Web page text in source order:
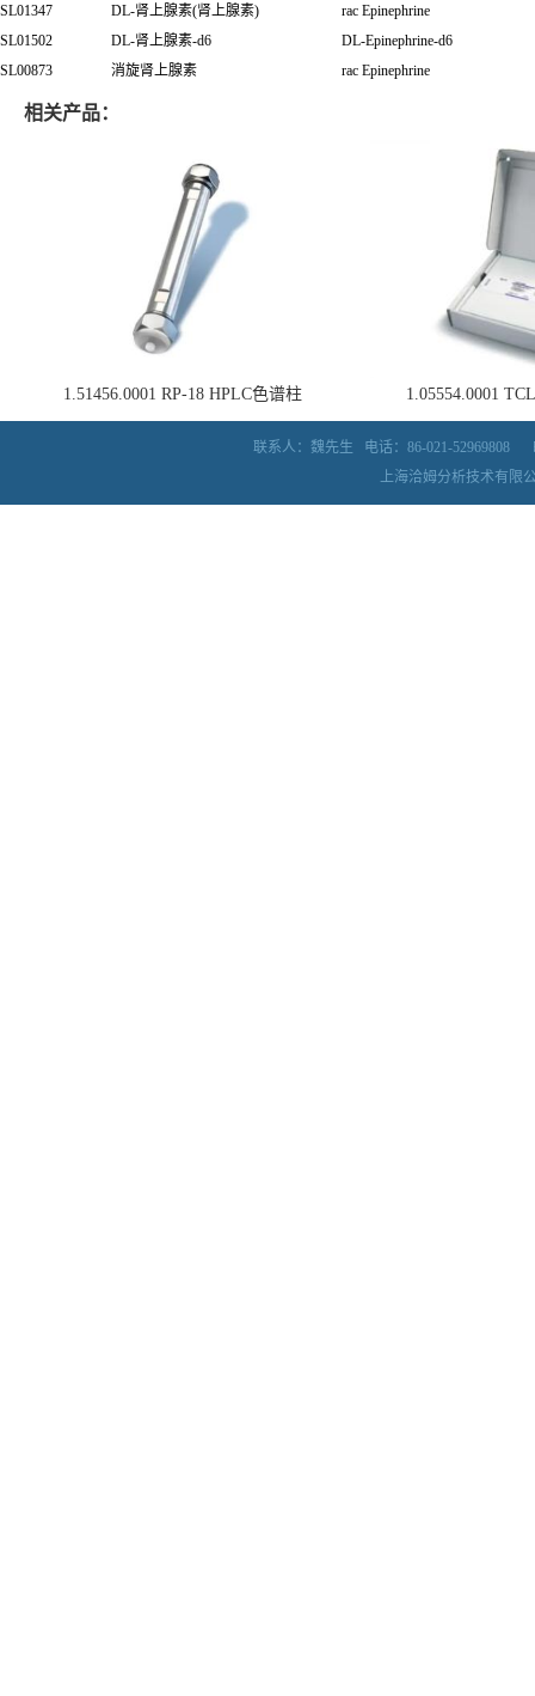
SL01347
DL-肾上腺素(肾上腺素)
rac Epinephrine
SL01502
DL-肾上腺素-d6
DL-Epinephrine-d6
SL00873
消旋肾上腺素 rac Epinephrine
相关产品：
1.51456.0001 RP-18 HPLC色谱柱 1.05554.0001
联系人：魏先生 电话：86-021-52969808
上海洽姆分析技术有限